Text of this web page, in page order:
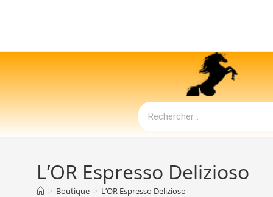
L’OR Espresso Delizioso
> Boutique > L’OR Espresso Delizioso